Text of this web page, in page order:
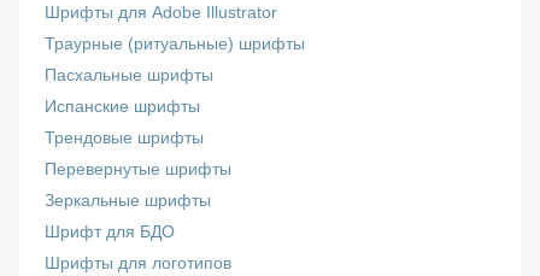
Шрифты для Adobe Illustrator
Траурные (ритуальные) шрифты
Пасхальные шрифты
Испанские шрифты
Трендовые шрифты
Перевернутые шрифты
Зеркальные шрифты
Шрифт для БДО
Шрифты для логотипов